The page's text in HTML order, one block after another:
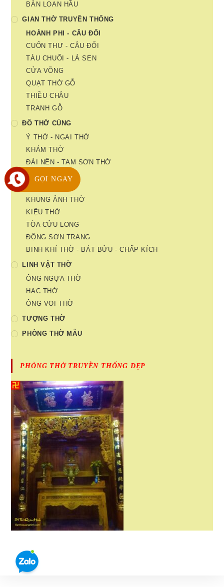
BÀN LOAN HẦU
GIAN THỜ TRUYỀN THỐNG
HOÀNH PHI - CÂU ĐỐI
CUỐN THƯ - CÂU ĐỐI
TÀU CHUỐI - LÁ SEN
CỬA VÕNG
QUẠT THỜ GỖ
THIỀU CHÂU
TRANH GỖ
ĐỒ THỜ CÚNG
Ỷ THỜ - NGAI THỜ
KHÁM THỜ
ĐÀI NẾN - TAM SƠN THỜ
HOA SEN
LINH VỊ THỜ
KHUNG ẢNH THỜ
KIỆU THỜ
TÒA CỬU LONG
ĐỘNG SƠN TRANG
BINH KHÍ THỜ - BÁT BỬU - CHẤP KÍCH
LINH VẬT THỜ
ÔNG NGỰA THỜ
HẠC THỜ
ÔNG VOI THỜ
TƯỢNG THỜ
PHÒNG THỜ MẪU
PHÒNG THỜ TRUYỀN THỐNG ĐẸP
GỌI NGAY